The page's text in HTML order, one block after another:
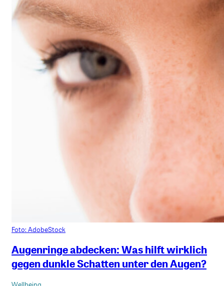
Foto: AdobeStock
Augenringe abdecken: Was hilft wirklich
gegen dunkle Schatten unter den Augen?